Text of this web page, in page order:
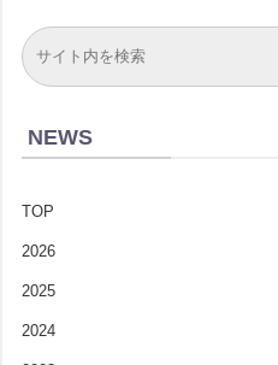
NEWS
TOP
2026
2025
2024